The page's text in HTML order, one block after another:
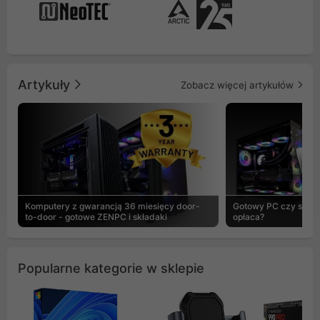
Artykuły Zobacz więcej artykułów
Komputery z gwarancją 36 miesięcy door-
to-door - gotowe ZENPC i składaki
Gotowy PC czy
opłaca?
Popularne kategorie w sklepie